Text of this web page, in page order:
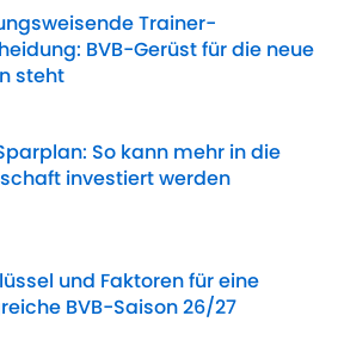
Trainer-
BVB-Gerüst für die neue
steht
by on Invalid Date
So kann mehr in die
investiert werden
by on Invalid Date
und Faktoren für eine
BVB-Saison 26/27
by on Invalid Date